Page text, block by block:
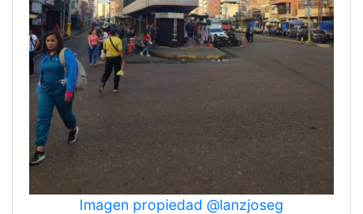
Imagen propiedad @lanzjoseg